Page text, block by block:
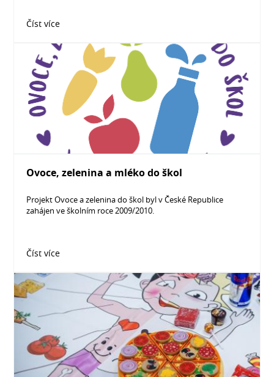
Číst více
Ovoce, zelenina a mléko do škol
Projekt Ovoce a zelenina do škol byl v České Republice
zahájen ve školním roce 2009/2010.
Číst více